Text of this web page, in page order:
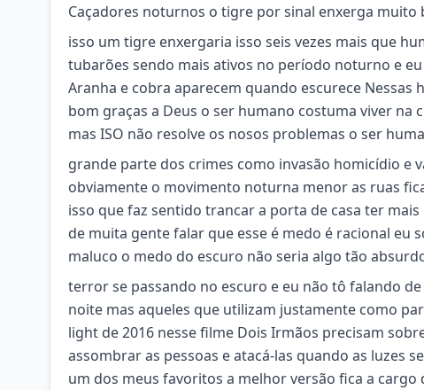
Caçadores noturnos o tigre por sinal enxerga
isso um tigre enxergaria isso seis vezes mais que
tubarões sendo mais ativos no período noturno e
Aranha e cobra aparecem quando escurece
bom graças a Deus o ser humano costuma viver na
mas ISO não resolve os nosos problemas o ser
grande parte dos crimes como invasão homicídio e
obviamente o movimento noturna menor as ruas
isso que faz sentido trancar a porta de casa ter
de muita gente falar que esse é medo é racional eu
maluco o medo do escuro não seria algo tão
terror se passando no escuro e eu não tô falando
noite mas aqueles que utilizam justamente como
light de 2016 nesse filme Dois Irmãos precisam
assombrar as pessoas e atacá-las quando as luzes
um dos meus favoritos a melhor versão fica a